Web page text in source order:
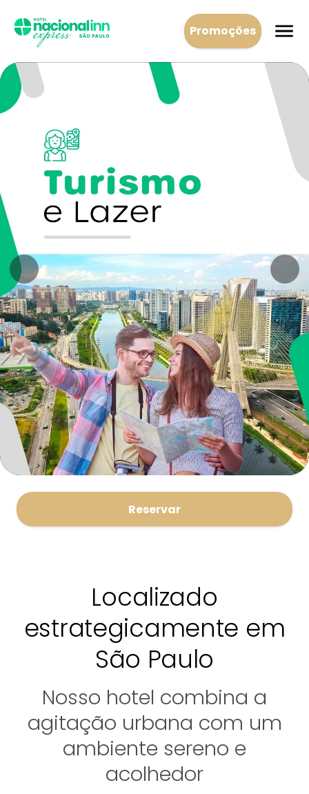
Promoções
Reservar
Localizado
estrategicamente em
São Paulo
Nosso hotel combina a
agitação urbana com um
ambiente sereno e
acolhedor